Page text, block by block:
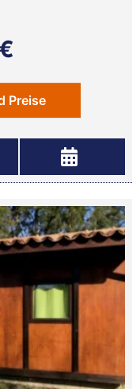
Preise